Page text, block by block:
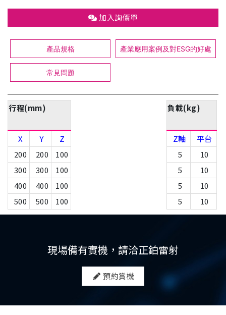
加入詢價單
產品規格 產業應用案例及對ESG的好處
常見問題
行程(mm)
X Y
Z
200
200
100
300
300
100
400
400
100
500
500 100
負載(kg)
Z軸
平台
5
10
5
10
5
10
5
10
現場備有實機，請洽正鉑雷射
預約賞機